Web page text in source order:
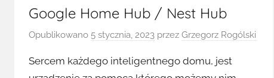
Google Home Hub / Nest Hub
Opublikowano 5 stycznia, 2023 przez Grzegorz Rogólski
Sercem każdego inteligentnego domu, jest